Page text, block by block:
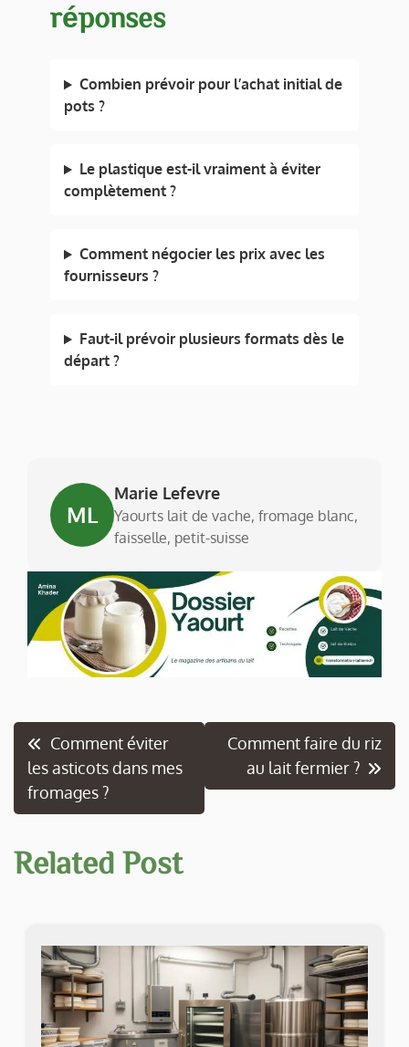
réponses
Combien prévoir pour l’achat initial de
pots ?
Le plastique est-il vraiment à éviter
complètement ?
Comment négocier les prix avec les
fournisseurs ?
Faut-il prévoir plusieurs formats dès le
départ ?
ML
Marie Lefevre
Yaourts lait de vache, fromage blanc,
faisselle, petit-suisse
Navigation
de
l’article
Comment éviter
les asticots dans mes
fromages ?
Comment faire du riz
au lait fermier ?
Related Post